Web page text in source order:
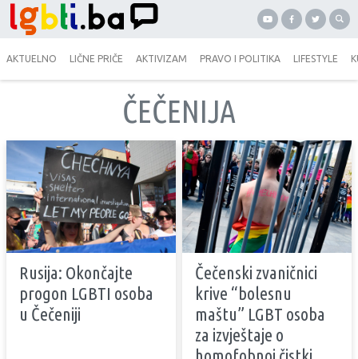
AKTUELNO LIČNE PRIČE AKTIVIZAM PRAVO I POLITIKA LIFESTYLE
ČEČENIJA
Rusija: Okončajte
progon LGBTI osoba
u Čečeniji
Čečenski zvaničnici
krive “bolesnu
maštu” LGBT osoba
za izvještaje o